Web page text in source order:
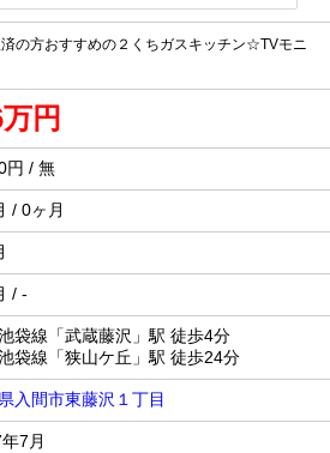
の方おすすめの２くちガスキッチン☆TVモニ
円
円 / 無
/ 0ヶ月
/ -
袋線「武蔵藤沢」駅 徒歩4分
袋線「狭山ケ丘」駅 徒歩24分
入間市東藤沢１丁目
7月